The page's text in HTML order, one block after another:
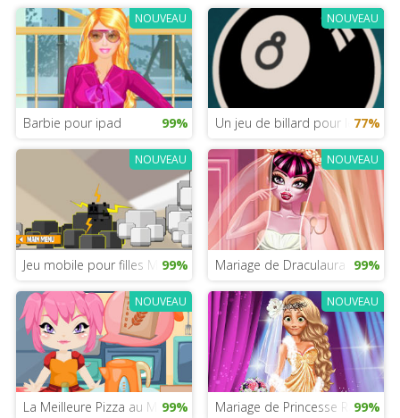
NOUVEAU
Barbie pour ipad 99%
NOUVEAU
Un jeu de billard pour les filles
77%
NOUVEAU
Jeu mobile pour filles Minecraft
99%
NOUVEAU
Mariage de Draculaura 99%
NOUVEAU
La Meilleure Pizza au Monde
99%
NOUVEAU
Mariage de Princesse Raiponce
99%